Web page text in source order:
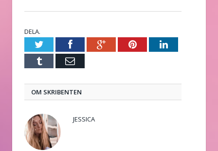
DELA.
TwitterFacebookGoogle+PinterestLinkedIn
Tumblr E-
OM SKRIBENTEN
JESSICA